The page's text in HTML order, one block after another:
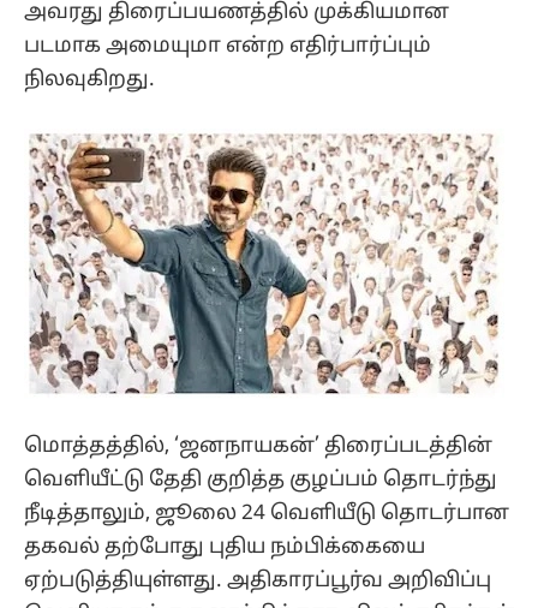
அவரது திரைப்பயணத்தில் முக்கியமான
படமாக அமையுமா என்ற எதிர்பார்ப்பும்
நிலவுகிறது.
மொத்தத்தில், ‘ஜனநாயகன்’ திரைப்படத்தின்
வெளியீட்டு தேதி குறித்த குழப்பம் தொடர்ந்து
நீடித்தாலும், ஜூலை 24 வெளியீடு தொடர்பான
தகவல் தற்போது புதிய நம்பிக்கையை
ஏற்படுத்தியுள்ளது. அதிகாரப்பூர்வ அறிவிப்பு